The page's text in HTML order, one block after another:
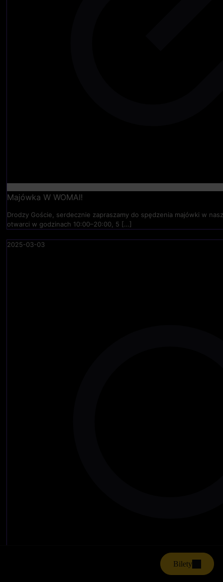
Majówka W WOMAI!
Drodzy Goście, serdecznie zapraszamy do spędzenia majówki w
otwarci w godzinach 10:00–20:00, 5 […]
2025-03-03
Bilety